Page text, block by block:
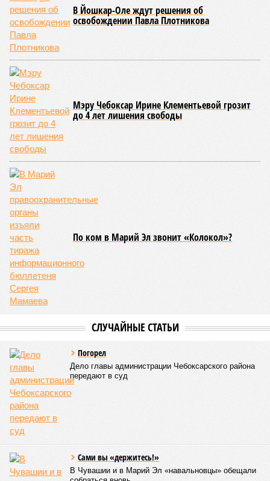
Современная версия чувашской национальной борьбы
была создана в 1990-х годах. С того периода дисциплина
переживает этап активного возрождения, сохраняя при
этом неразрывную связь с многовековыми народными
традициями.
В настоящее время керешу демонстрирует рост
популярности. В 2024 году в столице республики, городе
Чебоксары, на базе спортивной школы № 11 состоялось
торжественное открытие Республиканского центра
единоборств «Керешу». площадка имеет все необходимые
условия для полноценной подготовки спортсменов
высокого класса.
В том же году был проведён первый официальный
чемпионат по керешу, участие в котором приняли
сильнейшие борцы со всех районов Чувашии; турнир
наглядно продемонстрировал динамичный и зрелищный
характер этого вида спорта.
Керешу включён в перечень приоритетных спортивных
дисциплин на территории Чувашской Республики. Кроме
того, данное единоборство уже имеет опыт выхода на
международную арену: оно входило в программу I и II
проводились в Чувашии, что говорит о расширении
Опубликовано:22.07.2026 13:47
КОММЕНТАРИИ 0